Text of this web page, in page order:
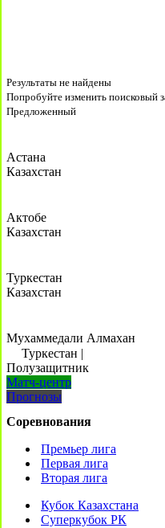
Результаты не найдены
Попробуйте изменить поисковый
Предложенный
Астана
Казахстан
Актобе
Казахстан
Туркестан
Казахстан
Мухаммедали Алмахан
Туркестан |
Полузащитник
Матч-центр
Прогнозы
Соревнования
Премьер лига
Первая лига
Вторая лига
Кубок Казахстана
Суперкубок РК